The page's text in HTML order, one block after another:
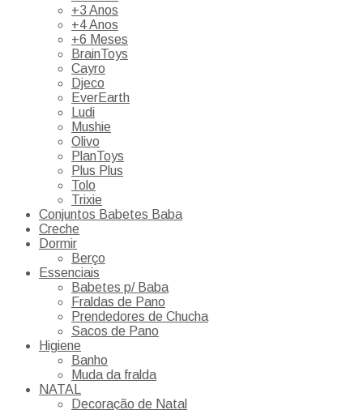
+3 Anos
+4 Anos
+6 Meses
BrainToys
Cayro
Djeco
EverEarth
Ludi
Mushie
Olivo
PlanToys
Plus Plus
Tolo
Trixie
Conjuntos Babetes Baba
Creche
Dormir
Berço
Essenciais
Babetes p/ Baba
Fraldas de Pano
Prendedores de Chucha
Sacos de Pano
Higiene
Banho
Muda da fralda
NATAL
Decoração de Natal